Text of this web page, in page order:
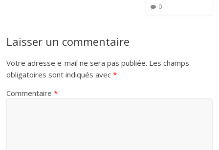
0
Laisser un commentaire
Votre adresse e-mail ne sera pas publiée. Les champs
obligatoires sont indiqués avec*
Commentaire*